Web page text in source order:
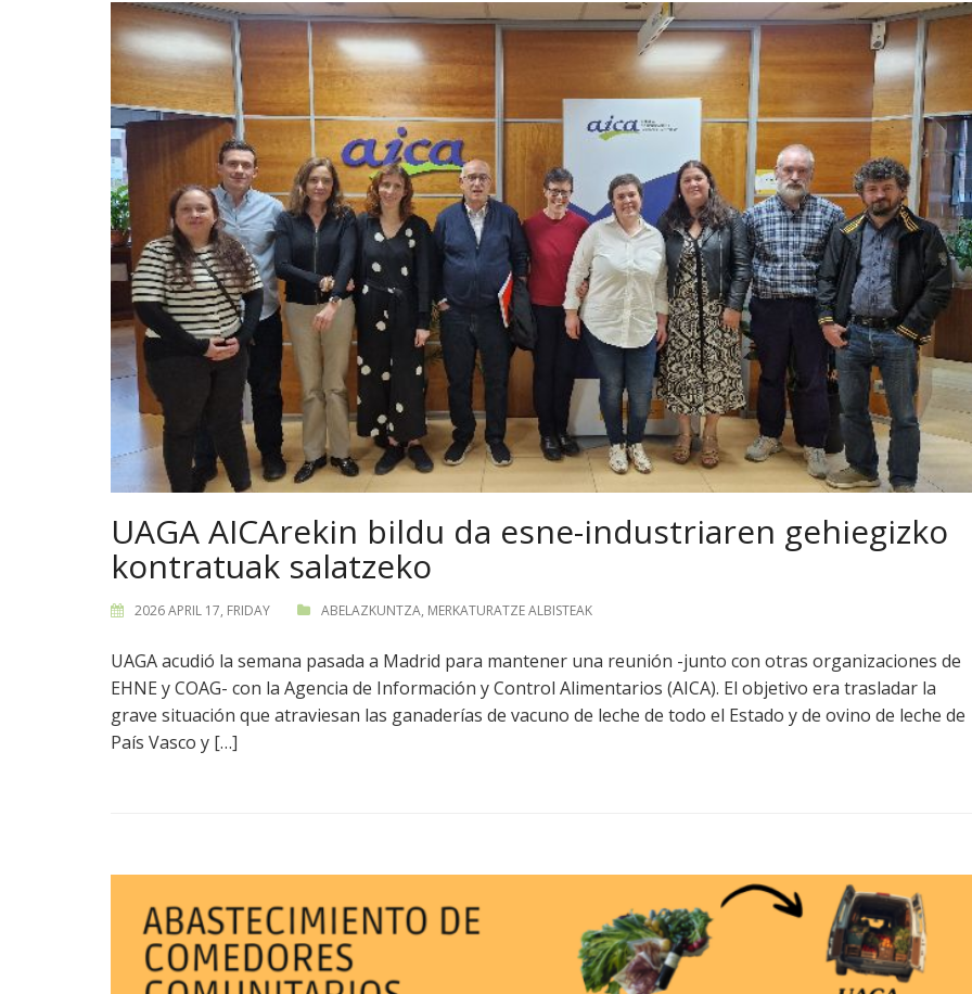
UAGA AICArekin bildu da esne-industriaren gehiegizko
kontratuak salatzeko
2026 APRIL 17, FRIDAY ABELAZKUNTZA, MERKATURATZE ALBISTEAK
UAGA acudió la semana pasada a Madrid para mantener una reunión -junto con otras organizaciones de
EHNE y COAG- con la Agencia de Información y Control Alimentarios (AICA). El objetivo era trasladar la
grave situación que atraviesan las ganaderías de vacuno de leche de todo el Estado y de ovino de leche de
País Vasco y […]